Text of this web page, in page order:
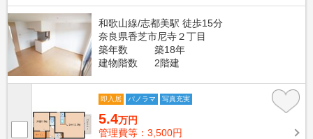
和歌山線/志都美駅 徒歩15分
奈良県香芝市尼寺２丁目
築年数
築18年
建物階数
2階建
即入居 パノラマ 写真充実
5.4万円
管理費等：3,500円